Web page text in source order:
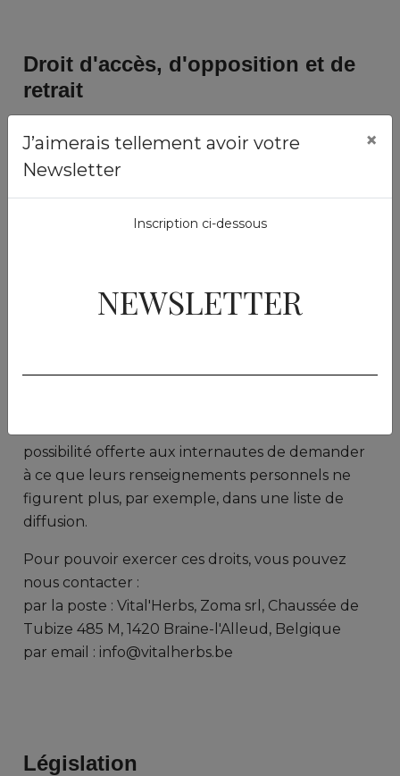
Droit d'accès, d'opposition et de
retrait
d'accès et de rectification aux personnes
concernées désireuses de consulter, modifier,
voire radier les informations les concernant.
Le droit d'opposition s'entend comme étant la
possibilité offerte aux internautes de demander
à ce que leurs renseignements personnels ne
figurent plus, par exemple, dans une liste de
diffusion.
Pour pouvoir exercer ces droits, vous pouvez
nous contacter :
par la poste : Vital'Herbs, Zoma srl, Chaussée de
Tubize 485 M, 1420 Braine-l'Alleud, Belgique
par email : info@vitalherbs.be
Législation
J’aimerais tellement avoir votre
Newsletter
×
Inscription ci-dessous
NEWSLETTER